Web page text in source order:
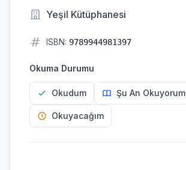
Yeşil Kütüphanesi
ISBN: 9789944981397
Okuma Durumu
Okudum Şu An Okuyorum
Okuyacağım